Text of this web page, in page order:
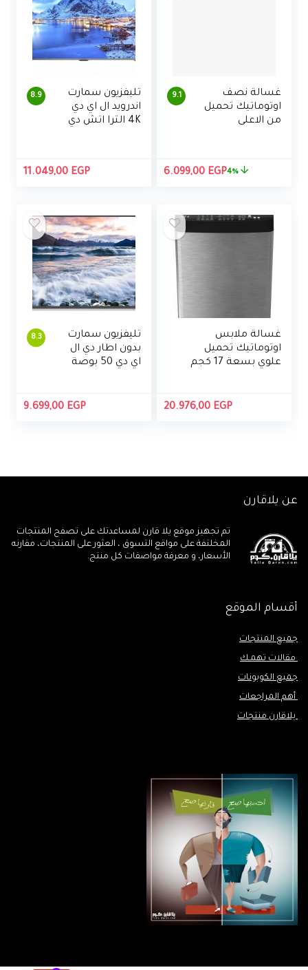
9.1
غسالة نصف
اوتوماتيك تحميل
من الاعلى
السعر
6.350,00 EGP.
6.099,00 EGP
السعر
6.099,00 EGP.
4%
8.9
تليفزيون سمارت
اندرويد ال اي دي
4K الترا اتش دي
11.049,00 EGP
غسالة ملابس
اوتوماتيك تحميل
علوي بسعة 17 كجم
20.976,00 EGP
8.3
تليفزيون سمارت
بدون اطار دي ال
اي دي 50 بوصة
9.699,00 EGP
عن يلاقارن
تم تجهيز موقع يلا قارن لمساعدتك على تصفح المنتجات
المخلتفة على مواقع التسوق ، العثور على المنتجات، مقارنه
الأسعار، و معرفة مواصفات كل منتج.
أقسام الموقع
جميع المنتجات
مقالات تهمـك
جميع الكوبونات
أهم المراجعات
يلاقارن منتجات